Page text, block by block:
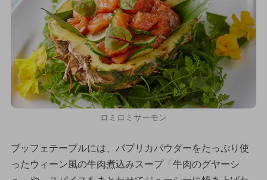
ロミロミサーモン
ブッフェテーブルには、パプリカパウダーをたっぷり使
ったウィーン風の牛肉煮込みスープ「牛肉のグヤーシ